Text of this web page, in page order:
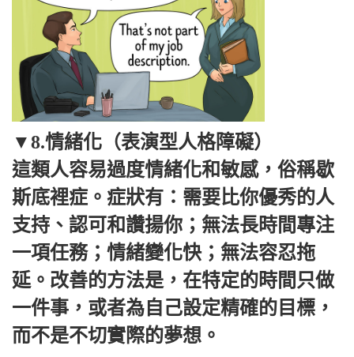
▼8.情緒化（表演型人格障礙）
這類人容易過度情緒化和敏感，俗稱歇
斯底裡症。症狀有：需要比你優秀的人
支持、認可和讚揚你；無法長時間專注
一項任務；情緒變化快；無法容忍拖
延。改善的方法是，在特定的時間只做
一件事，或者為自己設定精確的目標，
而不是不切實際的夢想。